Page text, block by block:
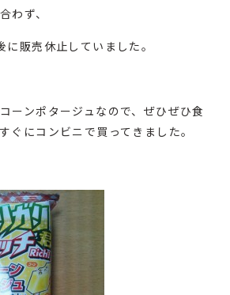
わず、
に販売休止していました。
ーンポタージュなので、ぜひぜひ食
ぐにコンビニで買ってきました。